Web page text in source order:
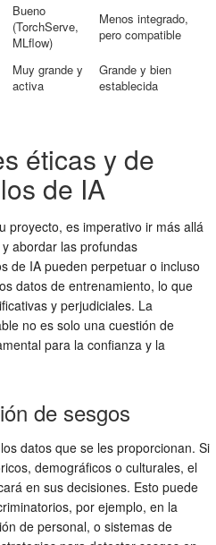
Bueno
(TorchServe,
MLflow)
Menos integrado,
pero compatible
Muy grande y
activa
Grande y bien
establecida
éticas y de
de IA
proyecto, es imperativo ir más allá
abordar las profundas
de IA pueden perpetuar o incluso
datos de entrenamiento, lo que
y perjudiciales. La
no es solo una cuestión de
para la confianza y la
de sesgos
datos que se les proporcionan. Si
demográficos o culturales, el
en sus decisiones. Esto puede
por ejemplo, en la
de personal, o sistemas de